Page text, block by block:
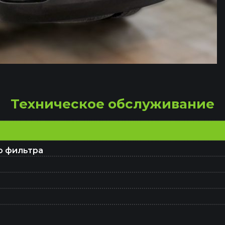
Замена подшипника ступицы
Ремонт ГБЦ
Техническое обслуживание
фильтра